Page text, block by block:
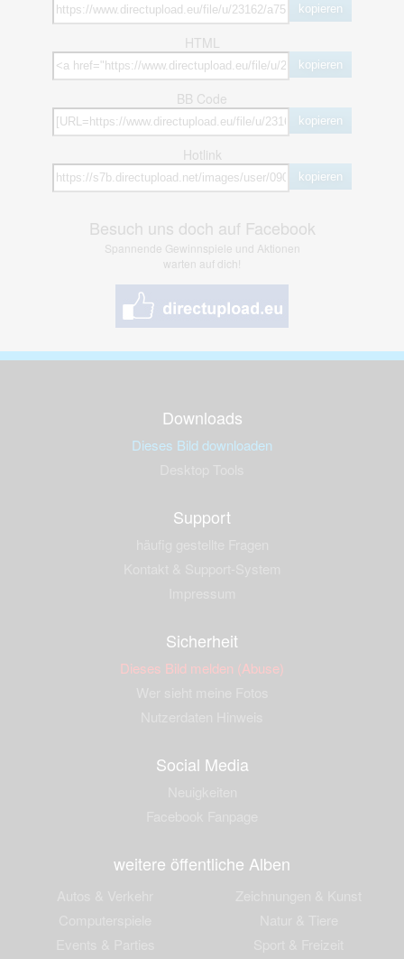
kopieren
HTML
kopieren
BB Code
kopieren
Hotlink
kopieren
Besuch uns doch auf Facebook
Spannende Gewinnspiele und Aktionen
warten auf dich!
Downloads
Dieses Bild downloaden
Support
Sicherheit
Dieses Bild melden (Abuse)
Social Media
weitere öffentliche Alben